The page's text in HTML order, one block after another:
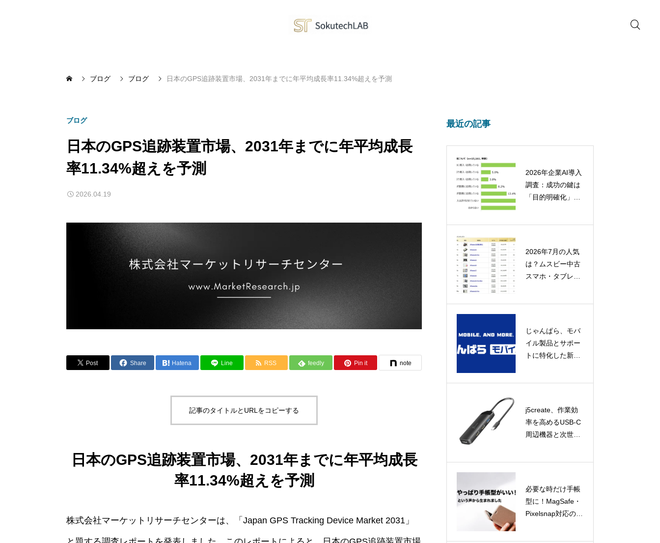
ブログ ブログ 日本のGPS追跡装置市場、2031年までに年平均成長率11.34%超えを予測
ブログ
日本のGPS追跡装置市場、2031年までに年平均成長
率11.34%超えを予測
2026.04.19
Post Share Hatena Line RSS feedly Pin it note
記事のタイトルとURLをコピーする
日本のGPS追跡装置市場、2031年までに年平均成長
率11.34%超えを予測
株式会社マーケットリサーチセンターは、「Japan GPS Tracking Device Market 2031」
最近の記事
2026年企業AI導入
調査：成功の鍵は
「目的明確化」と
2026年7月の人気
は？ムスビー中古
スマホ・タブレッ
じゃんぱら、モバ
イル製品とサポー
トに特化した新コ
j5create、作業効
率を高めるUSB-C
周辺機器と次世代
必要な時だけ手帳
型に！MagSafe・
Pixelsnap対応の着